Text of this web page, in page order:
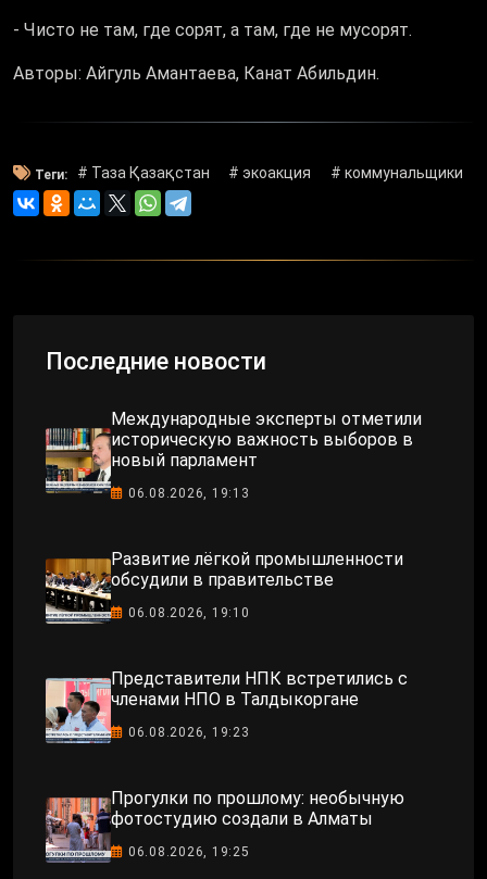
- Чисто не там, где сорят, а там, где не мусорят.
Авторы: Айгуль Амантаева, Канат Абильдин.
Теги: # Таза Қазақстан # экоакция # коммунальщики
Последние новости
Международные эксперты отметили
историческую важность выборов в
новый парламент
06.08.2026, 19:13
Развитие лёгкой промышленности
обсудили в правительстве
06.08.2026, 19:10
Представители НПК встретились с
членами НПО в Талдыкоргане
06.08.2026, 19:23
Прогулки по прошлому: необычную
фотостудию создали в Алматы
06.08.2026, 19:25